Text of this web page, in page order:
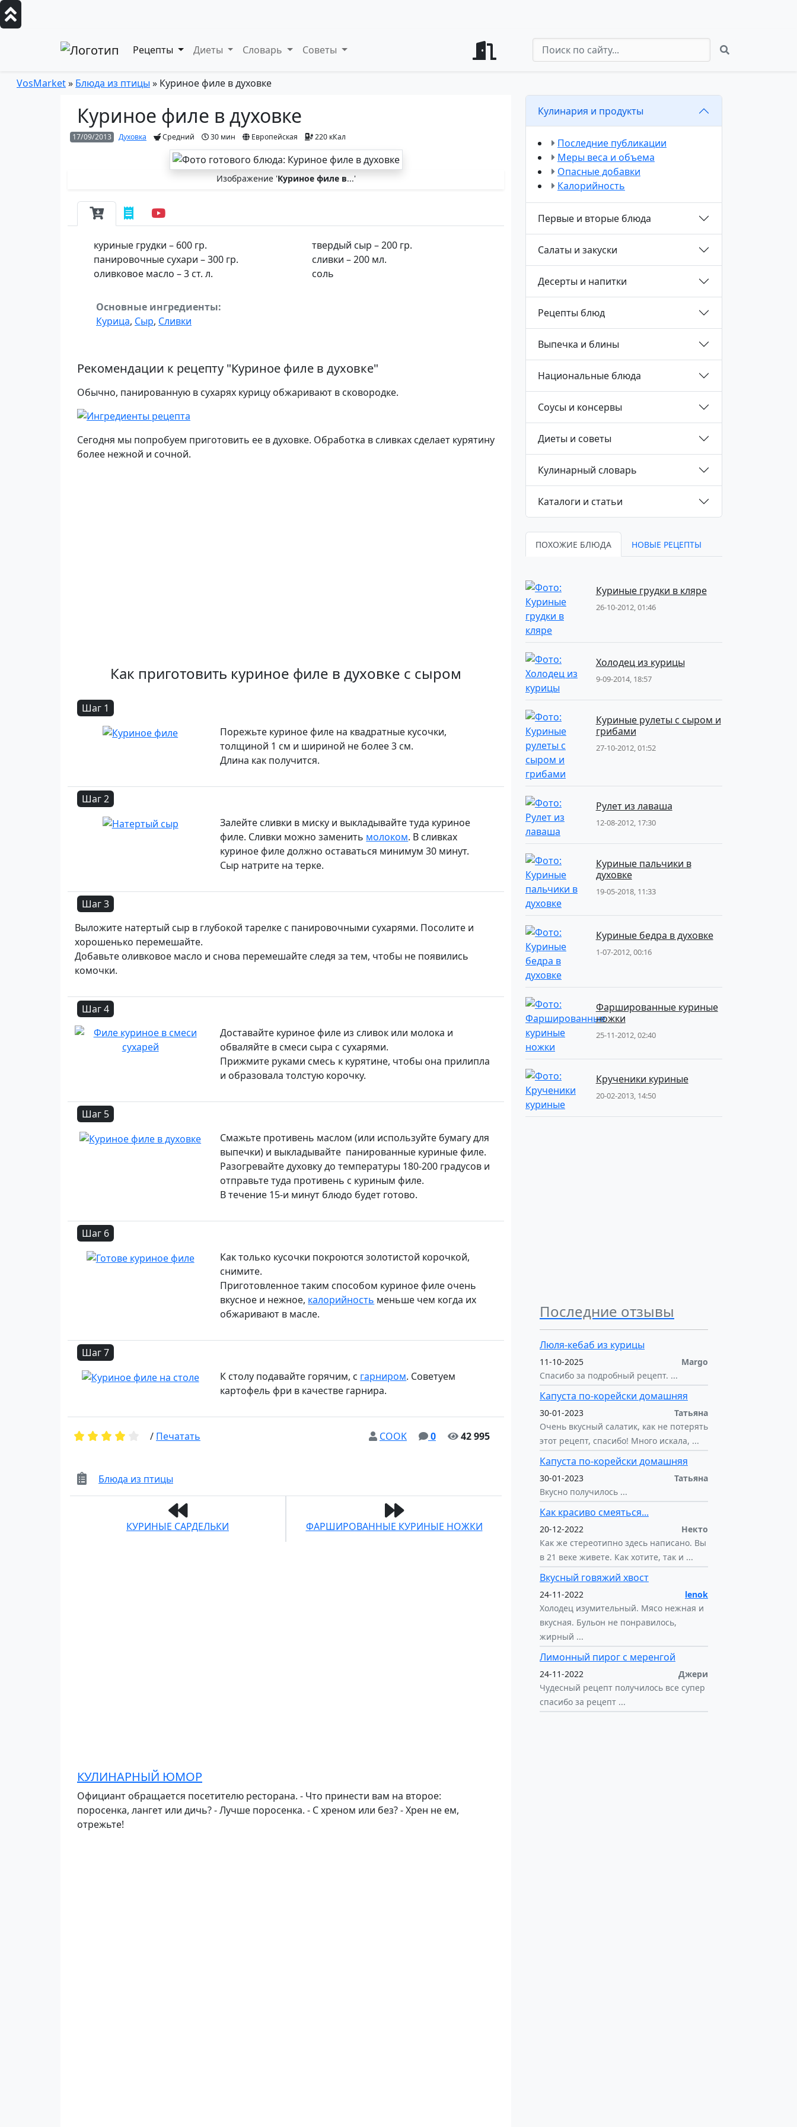
Рецепты Диеты Словарь Советы
VosMarket» Блюда из птицы » Куриное филе в духовке
Куриное филе в духовке
17/09/2013 Духовка Средний 30 мин Европейская 220 кКал
Изображение 'Куриное филе в...'
куриные грудки – 600 гр.
панировочные сухари – 300 гр.
оливковое масло – 3 ст. л.
твердый сыр – 200 гр.
сливки – 200 мл.
соль
Основные ингредиенты:
Курица, Сыр, Сливки
Рекомендации к рецепту "Куриное филе в духовке"
Обычно, панированную в сухарях курицу обжаривают в сковородке.
Сегодня мы попробуем приготовить ее в духовке. Обработка в сливках сделает курятину
более нежной и сочной.
Как приготовить куриное филе в духовке с сыром
Шаг 1
Порежьте куриное филе на квадратные кусочки,
толщиной 1 см и шириной не более 3 см.
Длина как получится.
Шаг 2
Залейте сливки в миску и выкладывайте туда куриное
филе. Сливки можно заменить молоком. В сливках
куриное филе должно оставаться минимум 30 минут.
Сыр натрите на терке.
Шаг 3
Выложите натертый сыр в глубокой тарелке с панировочными сухарями. Посолите и
хорошенько перемешайте.
Добавьте оливковое масло и снова перемешайте следя за тем, чтобы не появились
комочки.
Шаг 4
Доставайте куриное филе из сливок или молока и
обваляйте в смеси сыра с сухарями.
Прижмите руками смесь к курятине, чтобы она прилипла
и образовала толстую корочку.
Шаг 5
Смажьте противень маслом (или используйте бумагу для
выпечки) и выкладывайте панированные куриные филе.
Разогревайте духовку до температуры 180-200 градусов и
отправьте туда противень с куриным филе.
В течение 15-и минут блюдо будет готово.
Шаг 6
Как только кусочки покроются золотистой корочкой,
снимите.
Приготовленное таким способом куриное филе очень
вкусное и нежное, калорийность меньше чем когда их
обжаривают в масле.
Шаг 7
К столу подавайте горячим, с гарниром. Советуем
картофель фри в качестве гарнира.
COOK 0 42 995
/ Печатать
Блюда из птицы
КУРИНЫЕ САРДЕЛЬКИ ФАРШИРОВАННЫЕ КУРИНЫЕ НОЖКИ
КУЛИНАРНЫЙ ЮМОР
Официант обращается посетителю ресторана. - Что принести вам на второе:
поросенка, лангет или дичь? - Лучше поросенка. - С хреном или без? - Хрен не ем,
отрежьте!
Кулинария и продукты
Последние публикации
Меры веса и объема
Опасные добавки
Калорийность
Первые и вторые блюда
Салаты и закуски
Десерты и напитки
Рецепты блюд
Выпечка и блины
Национальные блюда
Соусы и консервы
Диеты и советы
Кулинарный словарь
Каталоги и статьи
ПОХОЖИЕ БЛЮДА НОВЫЕ РЕЦЕПТЫ
Куриные грудки в кляре
26-10-2012, 01:46
Холодец из курицы
9-09-2014, 18:57
Куриные рулеты с сыром и
грибами
27-10-2012, 01:52
Рулет из лаваша
12-08-2012, 17:30
Куриные пальчики в
духовке
19-05-2018, 11:33
Куриные бедра в духовке
1-07-2012, 00:16
Фаршированные куриные
ножки
25-11-2012, 02:40
Крученики куриные
20-02-2013, 14:50
Последние отзывы
Люля-кебаб из курицы
11-10-2025
Margo
Спасибо за подробный рецепт. ...
Капуста по-корейски домашняя
30-01-2023
Татьяна
Очень вкусный салатик, как не потерять
этот рецепт, спасибо! Много искала, ...
Капуста по-корейски домашняя
30-01-2023
Татьяна
Вкусно получилось ...
Как красиво смеяться...
20-12-2022
Некто
Как же стереотипно здесь написано. Вы
в 21 веке живете. Как хотите, так и ...
Вкусный говяжий хвост
24-11-2022
lenok
Холодец изумительный. Мясо нежная и
вкусная. Бульон не понравилось,
жирный ...
Лимонный пирог с меренгой
24-11-2022
Джери
Чудесный рецепт получилось все супер
спасибо за рецепт ...